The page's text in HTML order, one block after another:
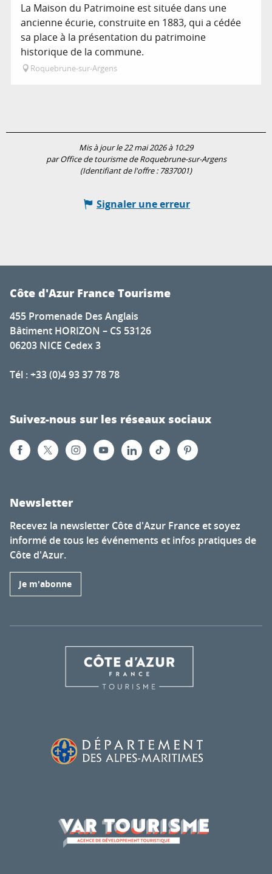
La Maison du Patrimoine est située dans une
ancienne écurie, construite en 1883, qui a cédée
sa place à la présentation du patrimoine
historique de la commune.
Roquebrune-sur-Argens
Mis à jour le 22 mai 2026 à 10:29
par Office de tourisme de Roquebrune-sur-Argens
(Identifiant de l'offre : 7837001)
Signaler une erreur
Côte d'Azur France Tourisme
455 Promenade Des Anglais
Bâtiment HORIZON – CS 53126
06203 NICE Cedex 3
Tél : +33 (0)4 93 37 78 78
Suivez-nous sur les réseaux sociaux
Newsletter
Recevez la newsletter Côte d'Azur France et soyez
informé de tous les événements et infos pratiques de
Côte d'Azur.
Je m'abonne